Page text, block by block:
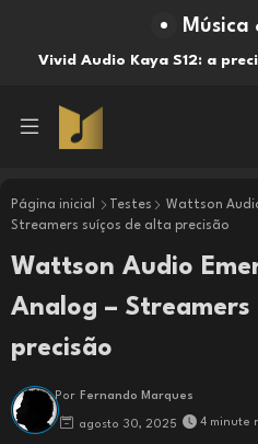
Música
Vivid Audio Kaya S12: a
Westminster Lab Omne:
Página inicial Testes
Wattson
Streamers suíços de alta precisão
Wattson Audio
Analog –
precisão
Por Fernando Marques
agosto 30, 2025 4 minute